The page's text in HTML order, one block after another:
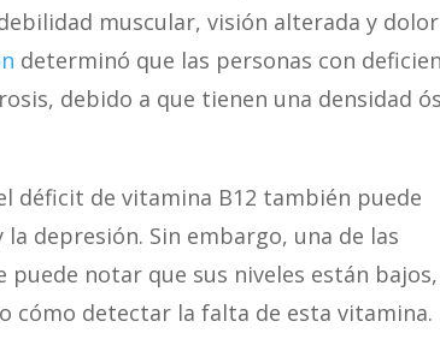
muscular, visión alterada y
determinó que las personas con
debido a que tienen una densidad
déficit de vitamina B12 también puede
depresión. Sin embargo, una de las
notar que sus niveles están bajos,
cómo detectar la falta de esta vitamina.